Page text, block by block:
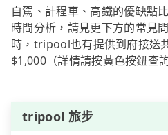
自駕、計程車、高鐵的優缺點
時間分析，請見更下方的常見
時，tripool也有提供到府接送
$1,000（詳情請按黃色按鈕查
tripool 旅步